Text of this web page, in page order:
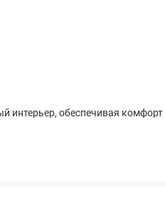
интерьер, обеспечивая